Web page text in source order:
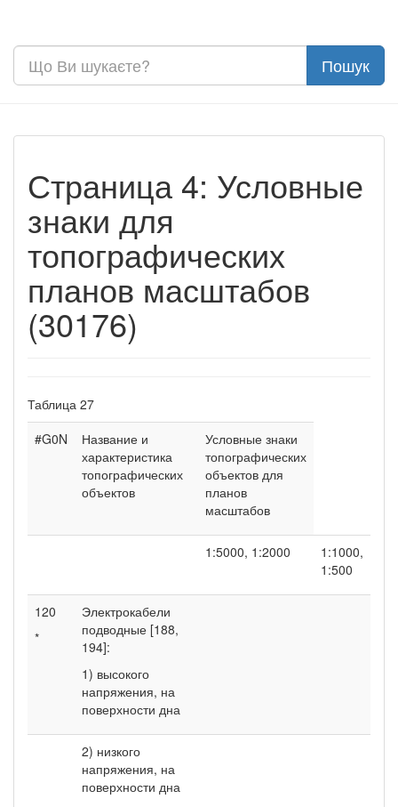
Страница 4: Условные
знаки для
топографических
планов масштабов
(30176)
Таблица 27
#G0N
Название и
характеристика
топографических
объектов
Условные знаки
топографических
объектов для
планов
масштабов
1:5000, 1:2000
1:1000,
1:500
120
*
Электрокабели
подводные [188,
194]:
1) высокого
напряжения, на
поверхности дна
2) низкого
напряжения, на
поверхности дна